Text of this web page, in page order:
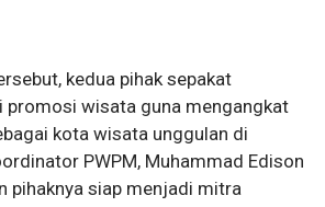
kedua pihak sepakat
promosi wisata guna mengangkat
kota wisata unggulan di
PWPM, Muhammad Edison
pihaknya siap menjadi mitra